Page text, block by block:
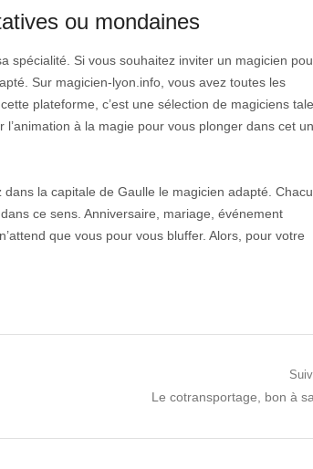
ou mondaines
spécialité. Si vous souhaitez inviter un magicien
Sur magicien-lyon.info, vous avez toutes les
plateforme, c’est une sélection de magiciens
à la magie pour vous plonger dans cet
la capitale de Gaulle le magicien adapté.
ce sens. Anniversaire, mariage, événement
que vous pour vous bluffer. Alors, pour votre
Prochain
Le cotransportage, bon à